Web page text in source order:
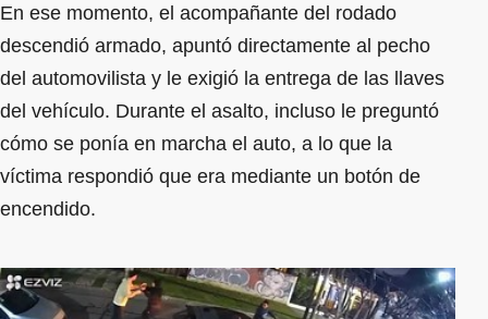
En ese momento, el acompañante del rodado
descendió armado, apuntó directamente al pecho
del automovilista y le exigió la entrega de las llaves
del vehículo. Durante el asalto, incluso le preguntó
cómo se ponía en marcha el auto, a lo que la
víctima respondió que era mediante un botón de
encendido.